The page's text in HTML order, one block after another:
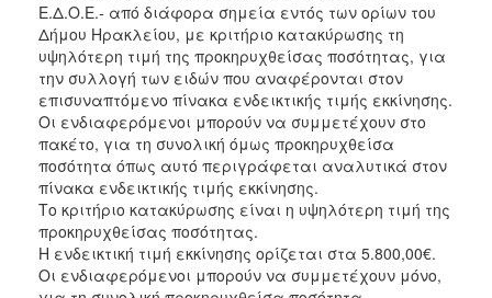
2015
2013
ΔΗΜΟΤΗΣ
ΕΠΙΣΚΕΠΤΗΣ
ΗΡΑΚΛΕΙΟ
Ε.Δ.Ο.Ε.- από διάφορα σημεία εντός των ορίων του
Δήμου Ηρακλείου, με κριτήριο κατακύρωσης τη
υψηλότερη τιμή της προκηρυχθείσας ποσότητας, για
την συλλογή των ειδών που αναφέρονται στον
επισυναπτόμενο πίνακα ενδεικτικής τιμής εκκίνησης.
Οι ενδιαφερόμενοι μπορούν να συμμετέχουν στο
πακέτο, για τη συνολική όμως προκηρυχθείσα
ποσότητα όπως αυτό περιγράφεται αναλυτικά στον
πίνακα ενδεικτικής τιμής εκκίνησης.
Το κριτήριο κατακύρωσης είναι η υψηλότερη τιμή της
προκηρυχθείσας ποσότητας.
Η ενδεικτική τιμή εκκίνησης ορίζεται στα 5.800,00€.
Οι ενδιαφερόμενοι μπορούν να συμμετέχουν μόνο,